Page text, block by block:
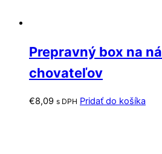
Prepravný box na
chovateľov
€8,09 s DPH Pridať do košíka